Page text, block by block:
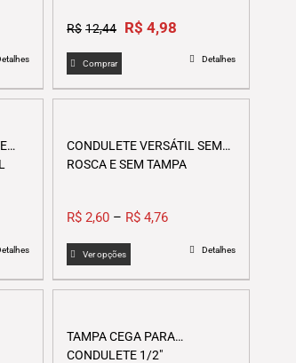
R$ 12,44
Original
R$12,44.
R$ 4,98
is:
R$4,98.
Comprar Detalhes
CONDULETE VERSÁTIL SEM
ROSCA E SEM TAMPA
R$ 2,60 – R$ 4,76
Ver opções
has
variants.
The
Detalhes
TAMPA CEGA PARA
CONDULETE 1/2″